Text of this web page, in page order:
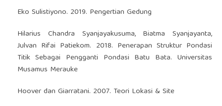
Eko Sulistiyono. 2019. Pengertian Gedung
Hilarius Chandra Syanjayakusuma, Biatma Syanjayanta,
Julvan Rifai Patiekom. 2018. Penerapan Struktur Pondasi
Titik Sebagai Pengganti Pondasi Batu Bata. Universitas
Musamus Merauke
Hoover dan Giarratani. 2007. Teori Lokasi & Site